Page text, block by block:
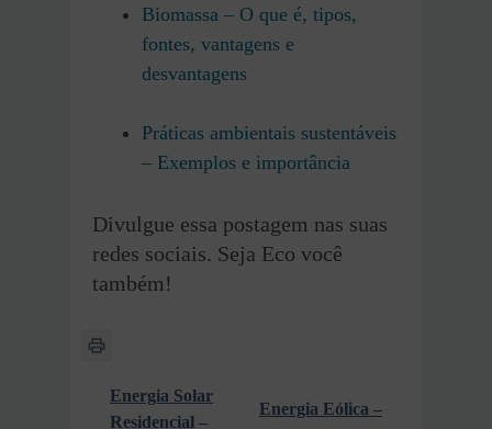
Biomassa – O que é, tipos,
fontes, vantagens e
desvantagens
Práticas ambientais sustentáveis
– Exemplos e importância
Divulgue essa postagem nas suas
redes sociais. Seja Eco você
também!
Energia Solar
Residencial –
Energia Eólica –